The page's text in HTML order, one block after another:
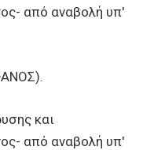
από αναβολή υπ'
και
από αναβολή υπ'